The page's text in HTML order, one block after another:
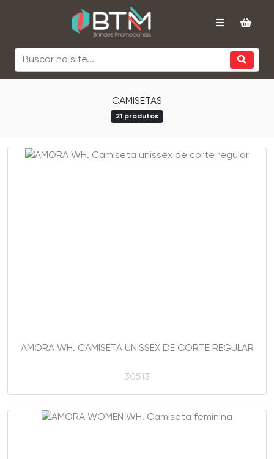
CAMISETAS
21 produtos
AMORA WH. CAMISETA UNISSEX DE CORTE REGULAR
30513